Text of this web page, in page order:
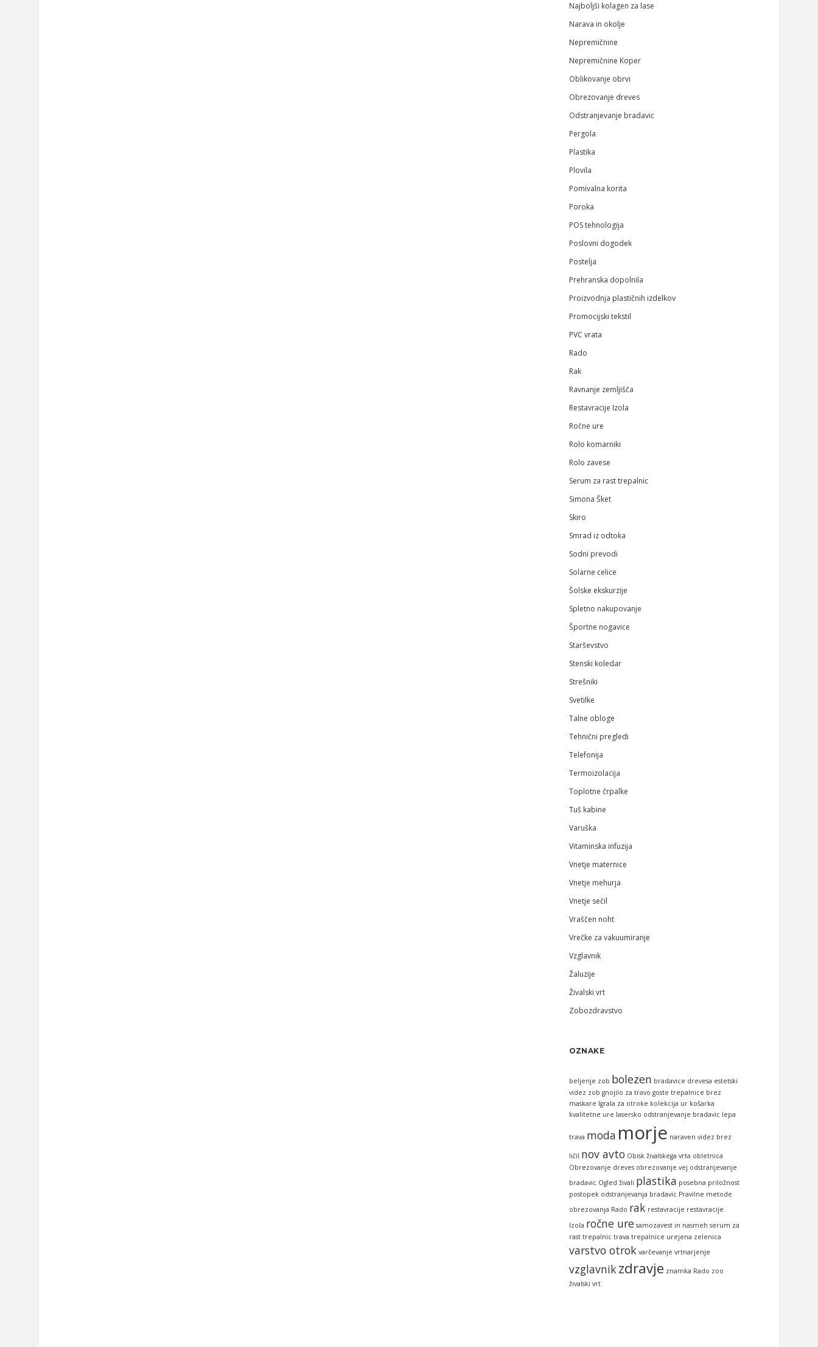
Najboljši kolagen za lase
Narava in okolje
Nepremičnine
Nepremičnine Koper
Oblikovanje obrvi
Obrezovanje dreves
Odstranjevanje bradavic
Pergola
Plastika
Plovila
Pomivalna korita
Poroka
POS tehnologija
Poslovni dogodek
Postelja
Prehranska dopolnila
Proizvodnja plastičnih izdelkov
Promocijski tekstil
PVC vrata
Rado
Rak
Ravnanje zemljišča
Restavracije Izola
Ročne ure
Rolo komarniki
Rolo zavese
Serum za rast trepalnic
Simona Šket
Skiro
Smrad iz odtoka
Sodni prevodi
Solarne celice
Šolske ekskurzije
Spletno nakupovanje
Športne nogavice
Starševstvo
Stenski koledar
Strešniki
Svetilke
Talne obloge
Tehnični pregledi
Telefonija
Termoizolacija
Toplotne črpalke
Tuš kabine
Varuška
Vitaminska infuzija
Vnetje maternice
Vnetje mehurja
Vnetje sečil
Vraščen noht
Vrečke za vakuumiranje
Vzglavnik
Žaluzije
Živalski vrt
Zobozdravstvo
OZNAKE
beljenje zob bolezen bradavice drevesa estetski
videz zob gnojilo za travo goste trepalnice brez
maskare Igrala za otroke kolekcija ur košarka
kvalitetne ure lasersko odstranjevanje bradavic lepa
trava moda morje naraven videz brez
ličil nov avto Obisk živalskega vrta obletnica
Obrezovanje dreves obrezovanje vej odstranjevanje
bradavic Ogled živali plastika posebna priložnost
postopek odstranjevanja bradavic Pravilne metode
obrezovanja Rado rak restavracije restavracije
Izola ročne ure samozavest in nasmeh serum za
rast trepalnic trava trepalnice urejena zelenica
varstvo otrok varčevanje vrtnarjenje
vzglavnikzdravje znamka Rado zoo
živalski vrt